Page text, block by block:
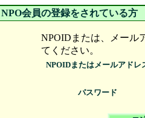
NPO会員の登録をされている方
NPOIDまたは、メール
てください。
NPOIDまたはメールアドレ
パスワード